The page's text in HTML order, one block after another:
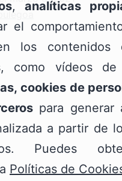
, analíticas
el
los contenidos
como vídeos
cookies de
para generar
a partir de
Puedes
Políticas de